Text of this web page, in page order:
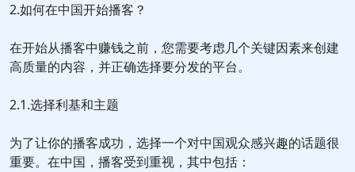
2.如何在中国开始播客？
在开始从播客中赚钱之前，您需要考虑几个关键因素来创建
高质量的内容，并正确选择要分发的平台。
2.1.选择利基和主题
为了让你的播客成功，选择一个对中国观众感兴趣的话题很
重要。在中国，播客受到重视，其中包括：